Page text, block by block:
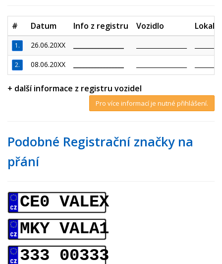
# Datum Info z registru Vozidlo
1. 26.06.20XX
2. 08.06.20XX
+ další informace z registru vozidel
Pro více informací je nutné přihlášení.
Podobné Registrační značky na
přání
CE0 VALEX
MKY VALA1
333 00333